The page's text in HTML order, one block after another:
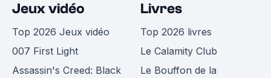
Jeux vidéo
Top 2026 Jeux vidéo
007 First Light
Assassin's Creed: Black
Livres
Top 2026 livres
Le Calamity Club
Le Bouffon de la